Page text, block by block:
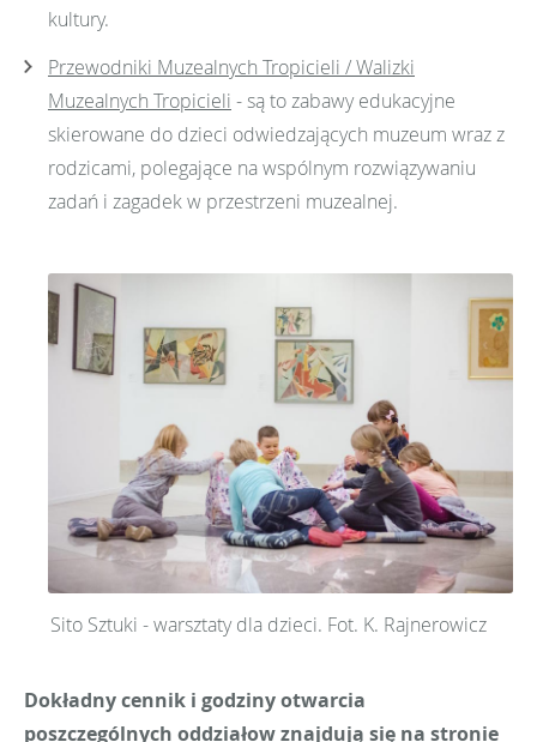
kultury.
Przewodniki Muzealnych Tropicieli / Walizki
Muzealnych Tropicieli - są to zabawy edukacyjne
skierowane do dzieci odwiedzających muzeum wraz z
rodzicami, polegające na wspólnym rozwiązywaniu
zadań i zagadek w przestrzeni muzealnej.
Sito Sztuki - warsztaty dla dzieci. Fot. K. Rajnerowicz
Dokładny cennik i godziny otwarcia
poszczególnych oddziałow znajdują się na stronie